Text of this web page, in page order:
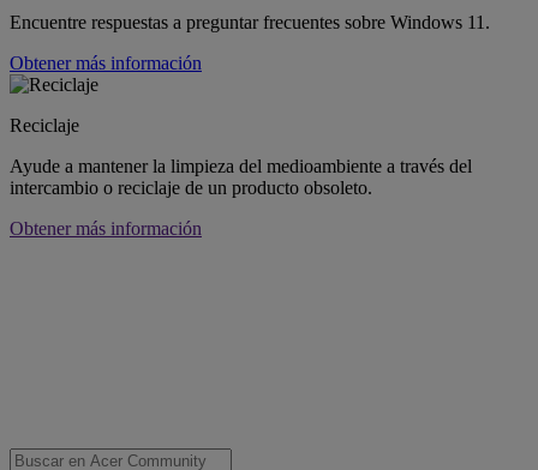
Encuentre respuestas a preguntar frecuentes sobre Windows 11.
Obtener más información
Reciclaje
Ayude a mantener la limpieza del medioambiente a través del
intercambio o reciclaje de un producto obsoleto.
Obtener más información